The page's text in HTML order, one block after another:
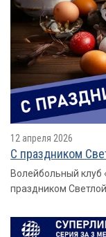
12 апреля 2026
С праздником
Волейбольный клуб
праздником